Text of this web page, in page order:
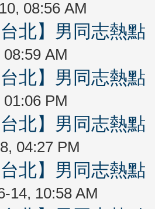
08:56 AM
北】男同志熱
AM
北】男同志熱
PM
北】男同志熱
04:27 PM
北】男同志熱
14, 10:58 AM